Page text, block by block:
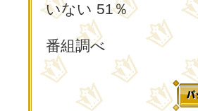
いない 51％
番組調べ